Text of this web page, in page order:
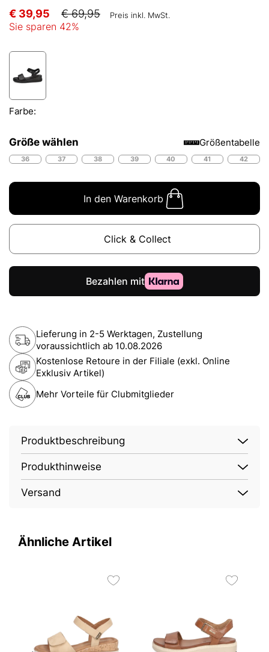
€ 39,95 € 69,95 Preis inkl. MwSt.
Sie sparen 42%
Farbe:
Größe wählen Größentabelle
36 37 38 39 40 41 42
In den Warenkorb
Click & Collect
Lieferung in 2-5 Werktagen, Zustellung
voraussichtlich ab 10.08.2026
Kostenlose Retoure in der Filiale (exkl. Online
Exklusiv Artikel)
Mehr Vorteile für Clubmitglieder
Produktbeschreibung
Produkthinweise
Versand
Ähnliche Artikel